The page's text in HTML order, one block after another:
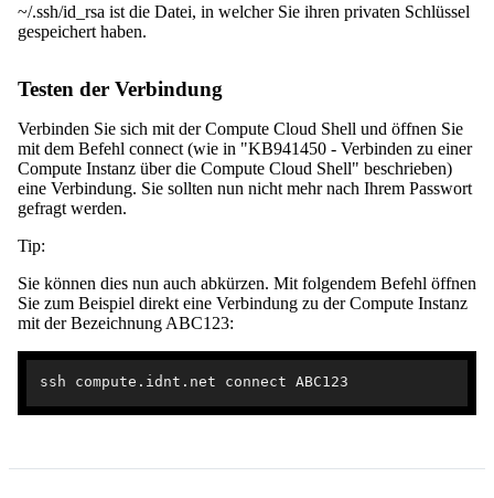
~/.ssh/id_rsa ist die Datei, in welcher Sie ihren privaten Schlüssel
gespeichert haben.
Testen der Verbindung
Verbinden Sie sich mit der Compute Cloud Shell und öffnen Sie
mit dem Befehl connect (wie in "KB941450 - Verbinden zu einer
Compute Instanz über die Compute Cloud Shell" beschrieben)
eine Verbindung. Sie sollten nun nicht mehr nach Ihrem Passwort
gefragt werden.
Tip:
Sie können dies nun auch abkürzen. Mit folgendem Befehl öffnen
Sie zum Beispiel direkt eine Verbindung zu der Compute Instanz
mit der Bezeichnung ABC123: